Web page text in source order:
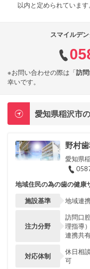
以内と定められていま
スマイルデ
※お問い合わせの際は「訪
幸いです。
愛知県稲沢市
野村
愛知県
地域住民の為の歯の健康
施設基準 地域連
注力分野
訪問口
理指導
連携共
対応体制
休日相
可